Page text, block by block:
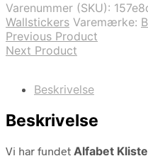
59,00 kr..22,00
Varenummer (SKU):
Wallstickers Varemærke:
Previous Product
Next Product
Beskrivelse
Beskrivelse
Vi har fundet Alfabet